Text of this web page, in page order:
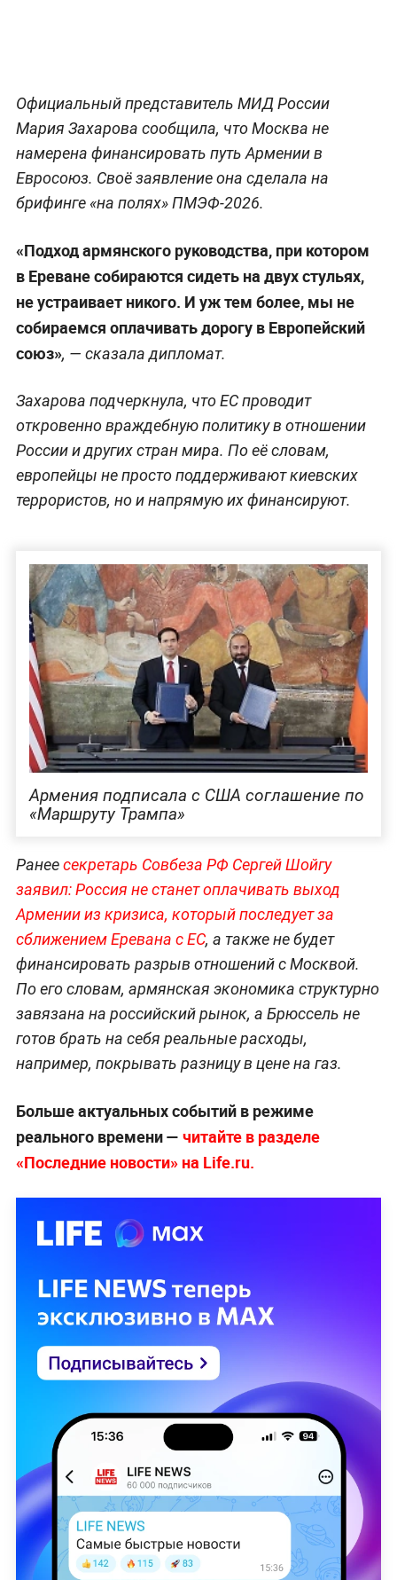
Официальный представитель МИД России
Мария Захарова сообщила, что Москва не
намерена финансировать путь Армении в
Евросоюз. Своё заявление она сделала на
брифинге «на полях» ПМЭФ-2026.
«Подход армянского руководства, при котором
в Ереване собираются сидеть на двух стульях,
не устраивает никого. И уж тем более, мы не
собираемся оплачивать дорогу в Европейский
союз», — сказала дипломат.
Захарова подчеркнула, что ЕС проводит
откровенно враждебную политику в отношении
России и других стран мира. По её словам,
европейцы не просто поддерживают киевских
террористов, но и напрямую их финансируют.
Армения подписала с США соглашение по
«Маршруту Трампа»
Ранеесекретарь Совбеза РФ Сергей Шойгу
заявил: Россия не станет оплачивать выход
Армении из кризиса, который последует за
сближением Еревана с ЕС, а также не будет
финансировать разрыв отношений с Москвой.
По его словам, армянская экономика структурно
завязана на российский рынок, а Брюссель не
готов брать на себя реальные расходы,
например, покрывать разницу в цене на газ.
Больше актуальных событий в режиме
реального времени — читайте в разделе
«Последние новости» на Life.ru.